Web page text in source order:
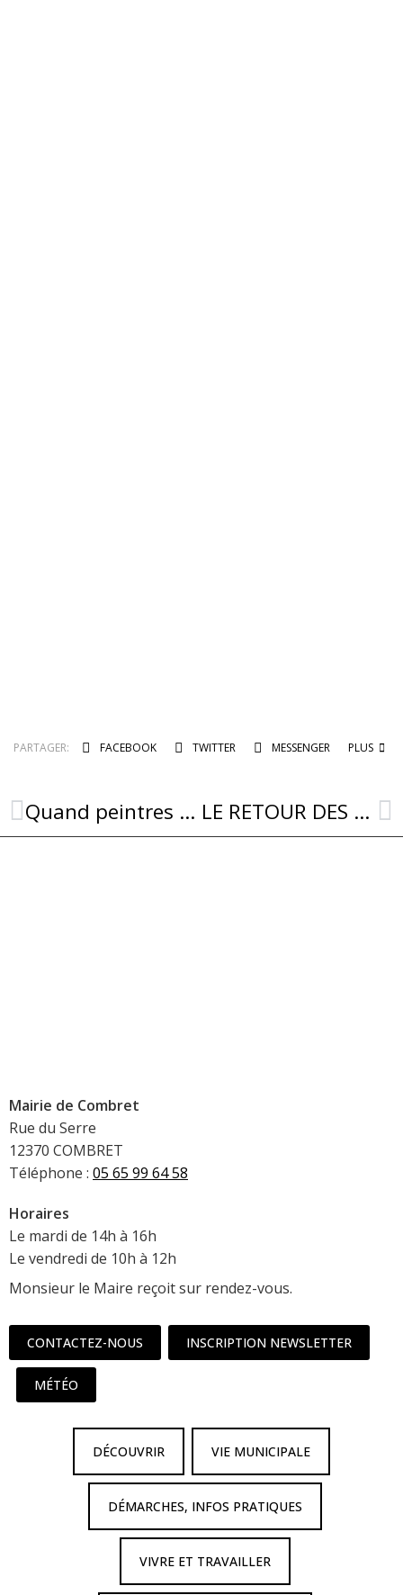
PARTAGER: FACEBOOK TWITTER MESSENGER PLUS
Quand peintres et chineurs se retrouvent à Combret ! LE RETOUR DES BALLADES MUSICALES DE COMBRET
Mairie de Combret
Rue du Serre
12370 COMBRET
Téléphone : 05 65 99 64 58
Horaires
Le mardi de 14h à 16h
Le vendredi de 10h à 12h
Monsieur le Maire reçoit sur rendez-vous.
CONTACTEZ-NOUS INSCRIPTION NEWSLETTER
MÉTÉO
DÉCOUVRIR VIE MUNICIPALE
DÉMARCHES, INFOS PRATIQUES
VIVRE ET TRAVAILLER